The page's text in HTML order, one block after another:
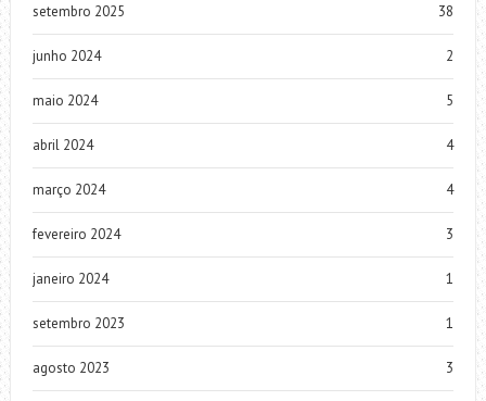
setembro 2025 38
junho 2024 2
maio 2024 5
abril 2024 4
março 2024 4
fevereiro 2024 3
janeiro 2024 1
setembro 2023 1
agosto 2023 3